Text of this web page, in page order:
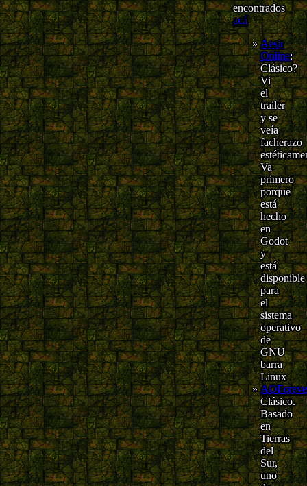
encontrados
acá
Aesir
Online:
Clásico?
Vi
el
trailer
y se
veía
facherazo
Va
primero
porque
está
hecho
en
Godot
y
está
disponible
para
el
sistema
operativo
de
GNU
barra
Linux
Clásico.
Basado
en
Tierras
del
Sur,
uno